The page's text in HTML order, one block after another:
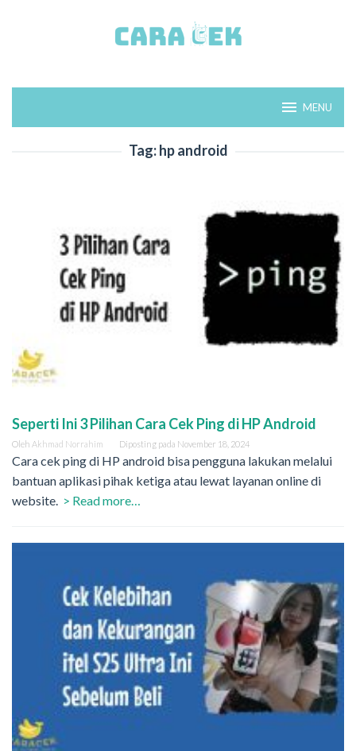
MENU
Tag:hp android
Seperti Ini 3 Pilihan Cara Cek Ping di HP Android
Oleh Akhmad Norrahim Diposting pada November 18, 2024
Cara cek ping di HP android bisa pengguna lakukan melalui
bantuan aplikasi pihak ketiga atau lewat layanan online di
website. > Read more…